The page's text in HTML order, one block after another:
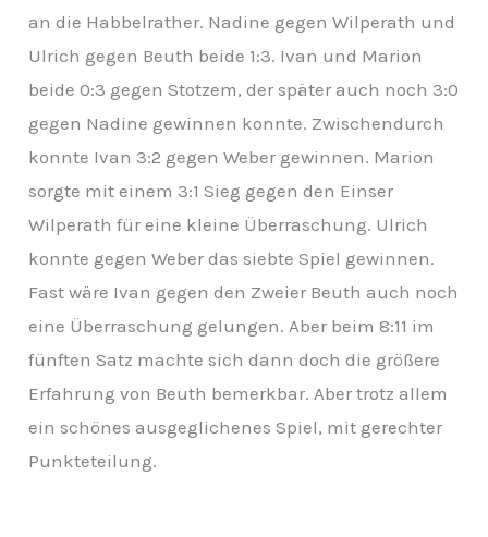
an die Habbelrather. Nadine gegen Wilperath und
Ulrich gegen Beuth beide 1:3. Ivan und Marion
beide 0:3 gegen Stotzem, der später auch noch 3:0
gegen Nadine gewinnen konnte. Zwischendurch
konnte Ivan 3:2 gegen Weber gewinnen. Marion
sorgte mit einem 3:1 Sieg gegen den Einser
Wilperath für eine kleine Überraschung. Ulrich
konnte gegen Weber das siebte Spiel gewinnen.
Fast wäre Ivan gegen den Zweier Beuth auch noch
eine Überraschung gelungen. Aber beim 8:11 im
fünften Satz machte sich dann doch die größere
Erfahrung von Beuth bemerkbar. Aber trotz allem
ein schönes ausgeglichenes Spiel, mit gerechter
Punkteteilung.